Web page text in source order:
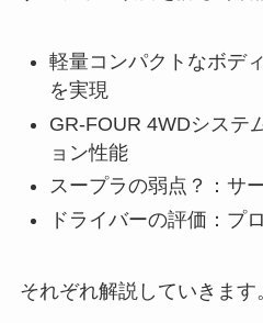
軽量コンパクトなボデ
を実現
GR-FOUR 4WDシステ
ョン性能
スープラの弱点？：サ
ドライバーの評価：プ
それぞれ解説していきます